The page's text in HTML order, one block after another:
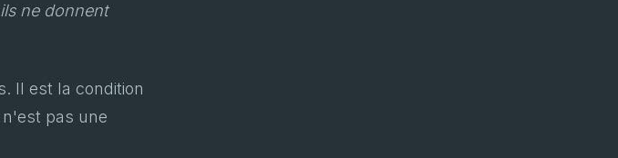
ne donnent
Il est la condition
pas une